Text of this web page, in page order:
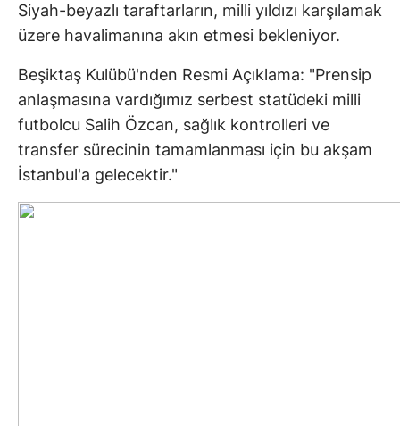
Siyah-beyazlı taraftarların, milli yıldızı karşılamak
üzere havalimanına akın etmesi bekleniyor.
Beşiktaş Kulübü'nden Resmi Açıklama: "Prensip
anlaşmasına vardığımız serbest statüdeki milli
futbolcu Salih Özcan, sağlık kontrolleri ve
transfer sürecinin tamamlanması için bu akşam
İstanbul'a gelecektir."